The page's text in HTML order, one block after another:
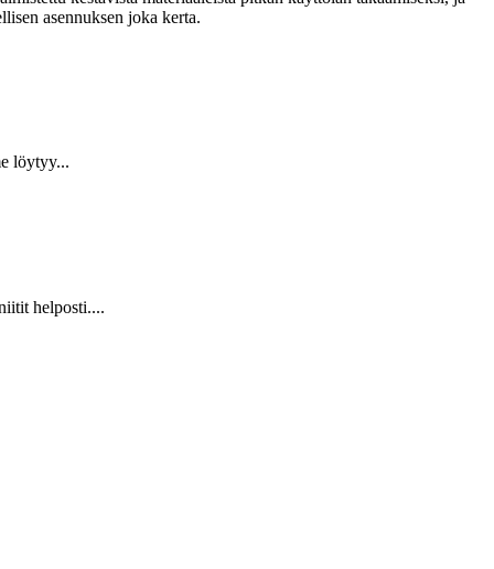
asennuksen joka kerta.
löytyy...
helposti....